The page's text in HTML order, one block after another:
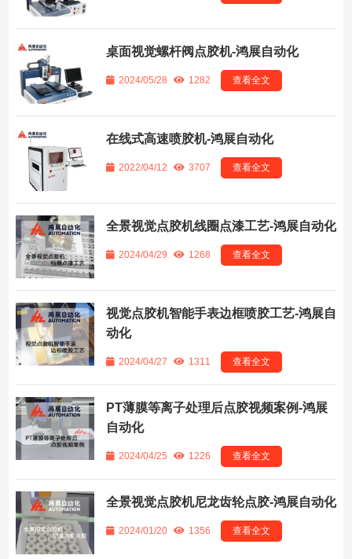
桌面视觉螺杆阀点胶机-鸿展自动化
2024/05/28 1282 查看全文
在线式高速喷胶机-鸿展自动化
2022/04/12 3707 查看全文
全景视觉点胶机线圈点漆工艺-鸿展自动化
2024/04/29 1268 查看全文
视觉点胶机智能手表边框喷胶工艺-鸿展自
动化
2024/04/27 1311 查看全文
PT薄膜等离子处理后点胶视频案例-鸿展
自动化
2024/04/25 1226 查看全文
全景视觉点胶机尼龙齿轮点胶-鸿展自动化
2024/01/20 1356 查看全文